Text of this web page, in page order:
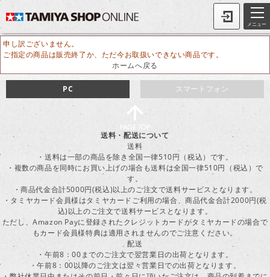
メニュー
申し訳ございません。
ご指定の商品は販売終了か、ただ今お取扱いできない商品です。
ホームへ戻る
スマートフォン
PC
送料・配送について
送料
・送料は一部の商品を除き全国一律510円（税込）です。
・複数の商品を同時にお買い上げの場合も送料は全国一律510円（税込）で
す。
・商品代金合計5000円(税込)以上のご注文で送料サービスとなります。
・タミヤカード会員様はタミヤカードご利用の場合、商品代金合計2000円(税
込)以上のご注文で送料サービスとなります。
ただし、Amazon Payに登録されたクレジットカードがタミヤカードの場合で
もカード会員様特典は適用されませんのでご注意ください。
配送
・午前8：00までのご注文で翌営業日の出荷となります。
・午前8：00以降のご注文は翌々営業日での出荷となります。